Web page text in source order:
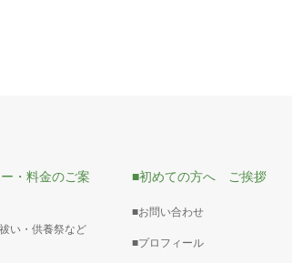
・料金のご案
い・供養祭など
■初めての方へ ご挨拶
■お問い合わせ
■プロフィール